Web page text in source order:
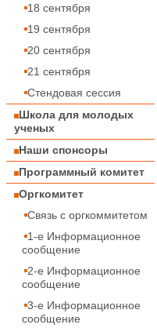
18 сентября
19 сентября
20 сентября
21 сентября
Стендовая сессия
Школа для молодых
ученых
Наши спонсоры
Программный комитет
Оргкомитет
Связь с оргкоммитетом
1-е Информационное
сообщение
2-е Информационное
сообщение
3-е Информационное
сообщение